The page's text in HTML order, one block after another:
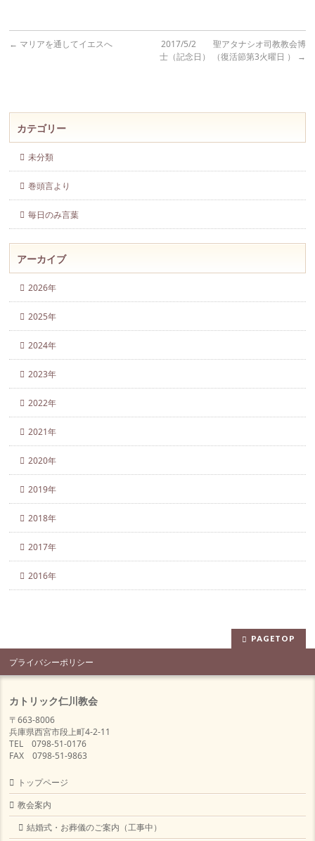
← マリアを通してイエスへ
2017/5/2 聖アタナシオ司教教会博
士（記念日） （復活節第3火曜日 ）
→
カテゴリー
未分類
巻頭言より
毎日のみ言葉
アーカイブ
2026年
2025年
2024年
2023年
2022年
2021年
2020年
2019年
2018年
2017年
2016年
PAGETOP
プライバシーポリシー
カトリック仁川教会
〒663-8006
兵庫県西宮市段上町4-2-11
TEL 0798-51-0176
FAX 0798-51-9863
トップページ
教会案内
結婚式・お葬儀のご案内（工事中）